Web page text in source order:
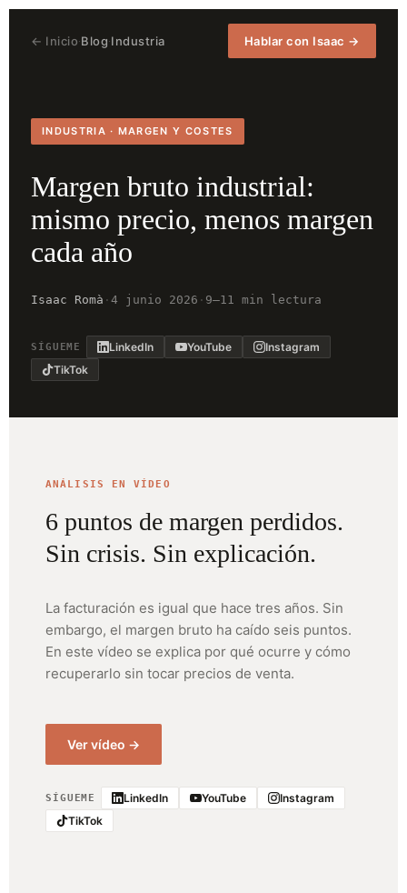
← Inicio·Blog·Industria Hablar con Isaac →
INDUSTRIA · MARGEN Y COSTES
Margen bruto industrial:
mismo precio, menos margen
cada año
Isaac Romà · 4 junio 2026 · 9–11 min lectura
SÍGUEME LinkedIn YouTube
Instagram
TikTok
ANÁLISIS EN VÍDEO
6 puntos de margen perdidos.
Sin crisis. Sin explicación.
La facturación es igual que hace tres años. Sin
embargo, el margen bruto ha caído seis puntos.
En este vídeo se explica por qué ocurre y cómo
recuperarlo sin tocar precios de venta.
Ver vídeo →
SÍGUEME LinkedIn YouTube
Instagram
TikTok